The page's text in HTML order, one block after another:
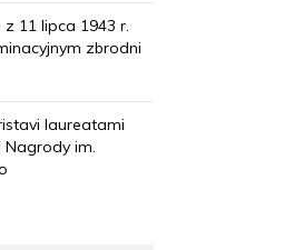
11 lipca 1943 r.
zbrodni
laureatami
im.